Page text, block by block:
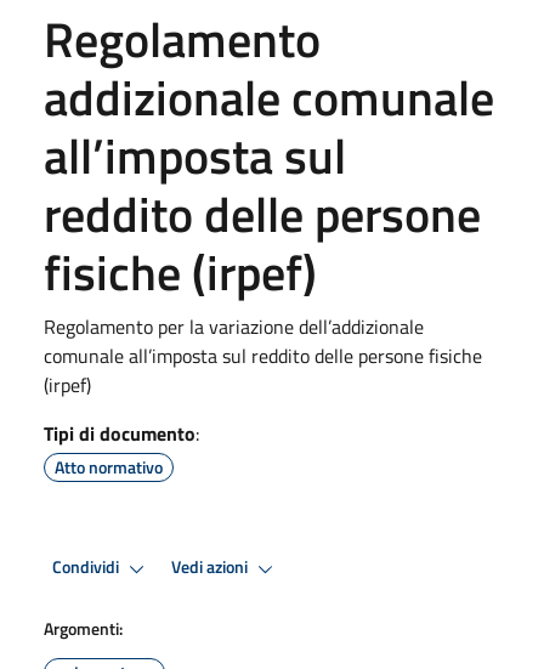
Regolamento
addizionale comunale
all’imposta sul
reddito delle persone
fisiche (irpef)
Regolamento per la variazione dell’addizionale
comunale all’imposta sul reddito delle persone fisiche
(irpef)
Tipi di documento:
Atto normativo
Condividi Vedi azioni
Argomenti: